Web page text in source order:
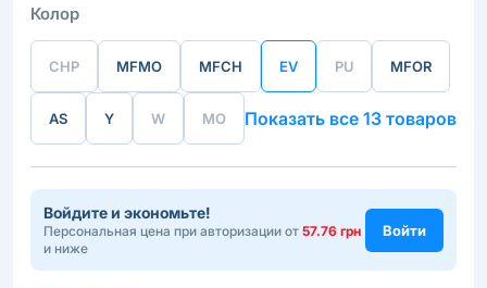
Колор
CHP MFMO MFCH EV PU MFOR
AS Y W MO Показать все 13 товаров
Войдите и экономьте!
Персональная цена при авторизации от 57.76 грн
и ниже
Войти